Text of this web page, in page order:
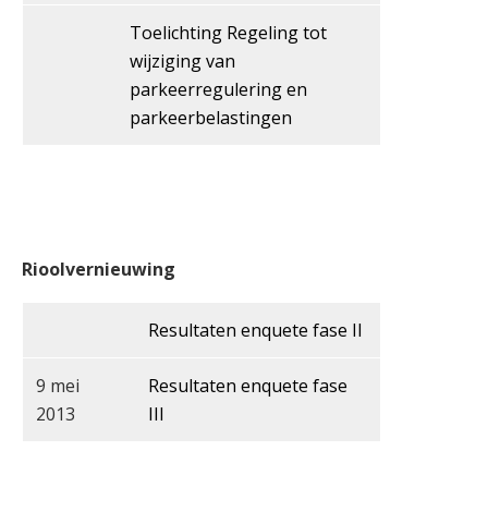
Toelichting Regeling tot
wijziging van
parkeerregulering en
parkeerbelastingen
Rioolvernieuwing
Resultaten enquete fase II
9 mei
2013
Resultaten enquete fase
III